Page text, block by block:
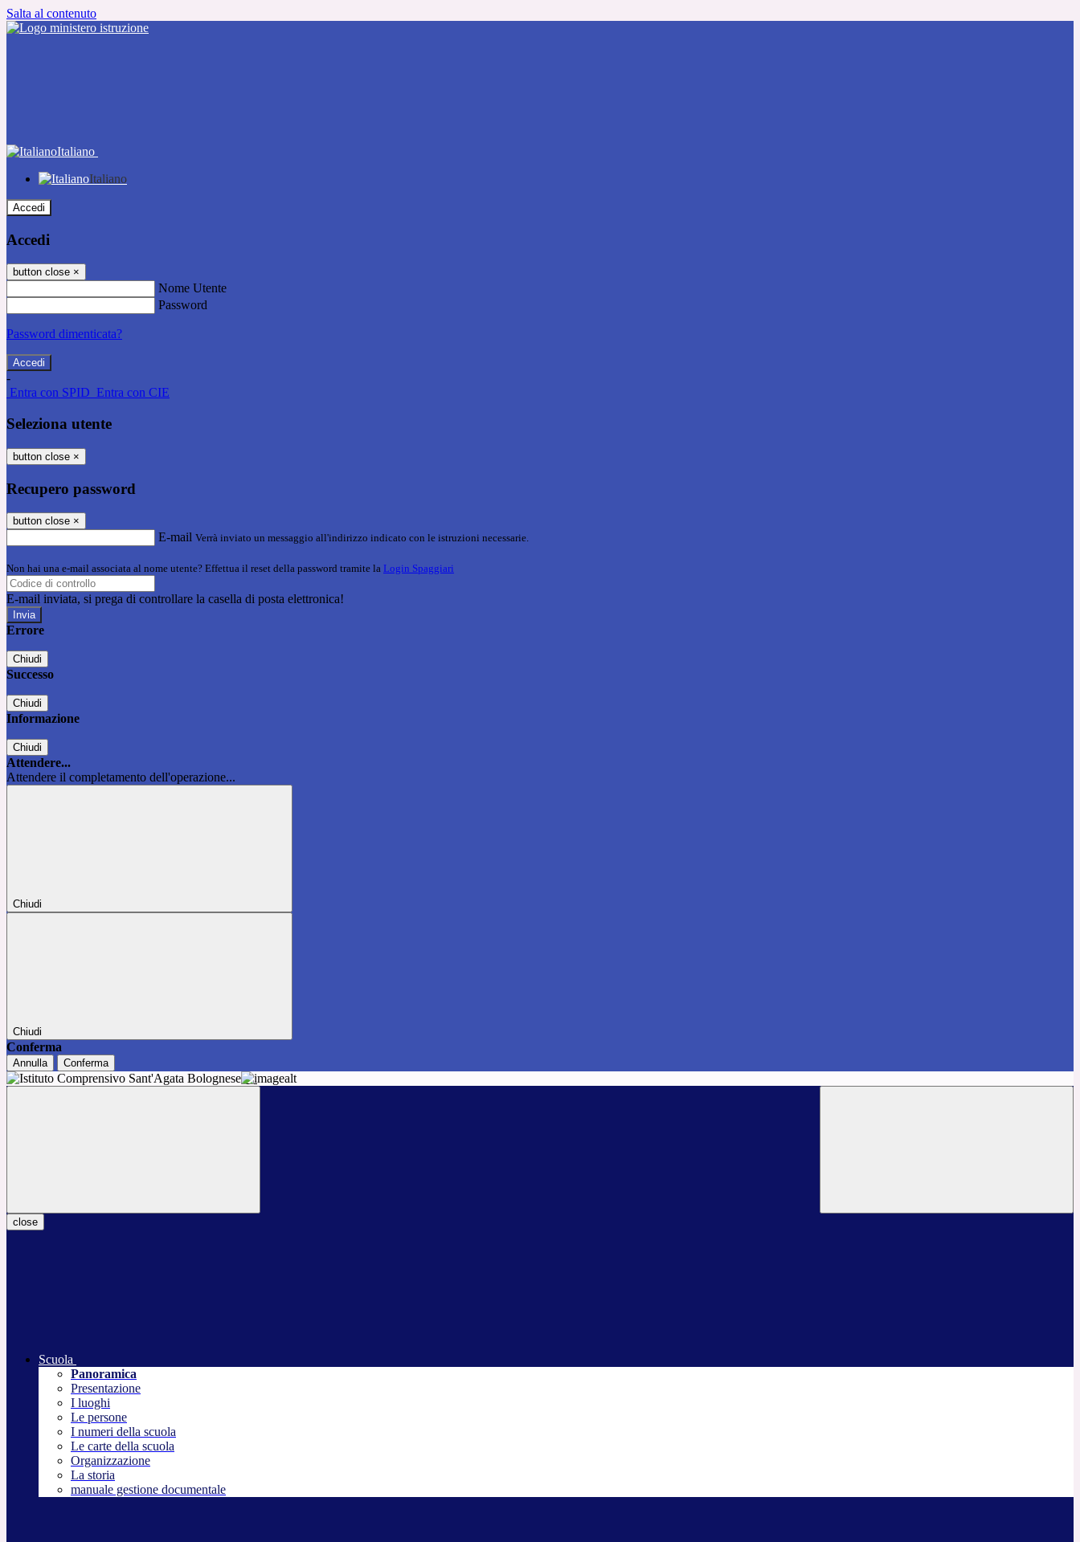
Salta al contenuto
Italiano
Italiano
Accedi
Accedi
button close ×
Nome Utente
Password
Password dimenticata?
-
Entra con SPID Entra con CIE
Seleziona utente
button close ×
Recupero password
button close ×
E-mail Verrà inviato un messaggio all'indirizzo indicato con le istruzioni necessarie.
Non hai una e-mail associata al nome utente? Effettua il reset della password tramite la Login Spaggiari
E-mail inviata, si prega di controllare la casella di posta elettronica!
Errore
Chiudi
Successo
Chiudi
Informazione
Chiudi
Attendere...
Attendere il completamento dell'operazione...
Chiudi
Chiudi
Conferma
Annulla Conferma
close
Scuola
Panoramica
Presentazione
I luoghi
Le persone
I numeri della scuola
Le carte della scuola
Organizzazione
La storia
manuale gestione documentale